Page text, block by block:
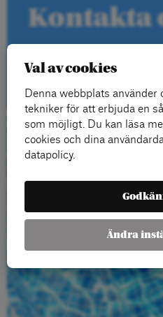
Kontakta
Kontakt
Beställ
material
Val av cookies
Denna webbplats använder
tekniker för att erbjuda en
som möjligt. Du kan läsa
cookies och dina
datapolicy.
Ändra